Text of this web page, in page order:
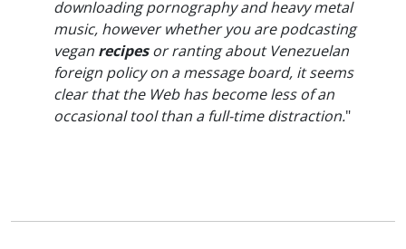
downloading pornography and heavy metal
music, however whether you are podcasting
vegan recipesor ranting about Venezuelan
foreign policy on a message board, it seems
clear that the Web has become less of an
occasional tool than a full-time distraction."